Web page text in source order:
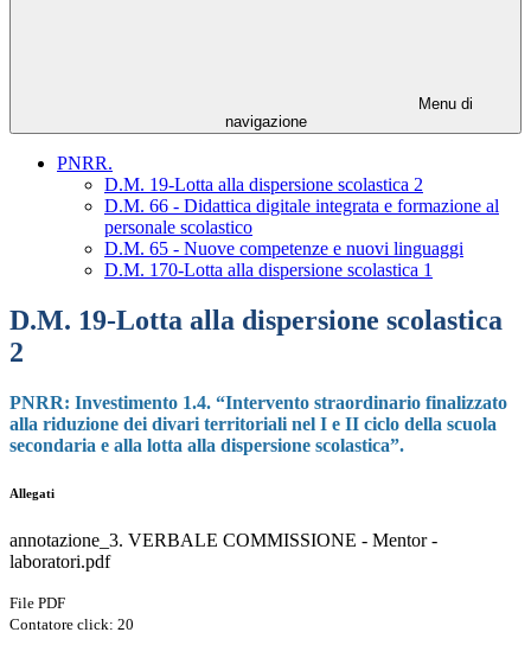
Menu di
navigazione
PNRR.
D.M. 19-Lotta alla dispersione scolastica 2
D.M. 66 - Didattica digitale integrata e formazione al
personale scolastico
D.M. 65 - Nuove competenze e nuovi linguaggi
D.M. 170-Lotta alla dispersione scolastica 1
D.M. 19-Lotta alla dispersione scolastica
2
PNRR: Investimento 1.4. “Intervento straordinario finalizzato
alla riduzione dei divari territoriali nel I e II ciclo della scuola
secondaria e alla lotta alla dispersione scolastica”.
Allegati
annotazione_3. VERBALE COMMISSIONE - Mentor -
laboratori.pdf
File PDF
Contatore click: 20